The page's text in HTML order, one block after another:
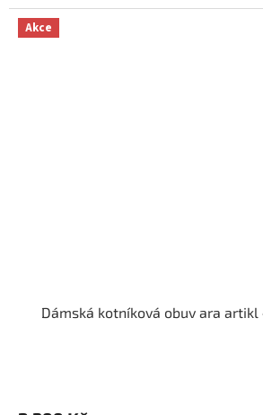
Akce
Dámská kotníková obuv ara artikl